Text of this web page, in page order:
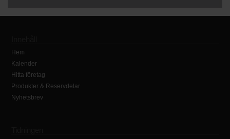
Hem
Kalender
Hitta företag
Produkter & Reservdelar
Nyhetsbrev